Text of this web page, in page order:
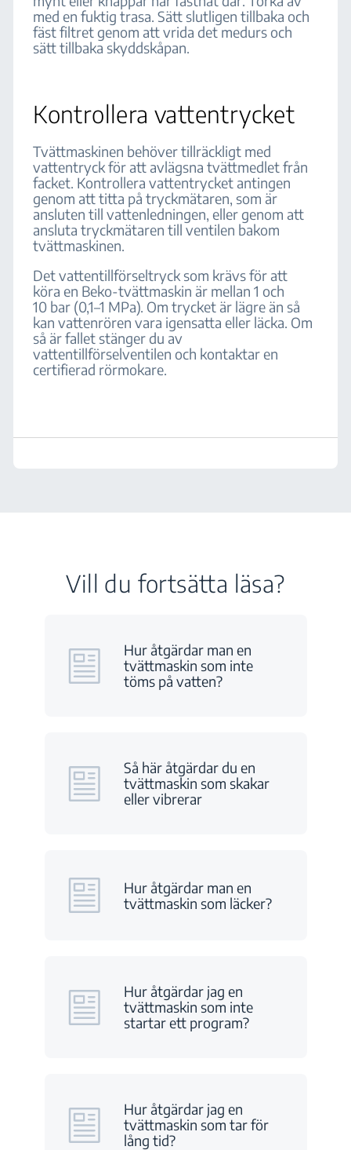
med en fuktig trasa. Sätt slutligen tillbaka och
fäst filtret genom att vrida det medurs och
sätt tillbaka skyddskåpan.
Kontrollera vattentrycket
Tvättmaskinen behöver tillräckligt med
vattentryck för att avlägsna tvättmedlet från
facket. Kontrollera vattentrycket antingen
genom att titta på tryckmätaren, som är
ansluten till vattenledningen, eller genom att
ansluta tryckmätaren till ventilen bakom
tvättmaskinen.
Det vattentillförseltryck som krävs för att
köra en Beko-tvättmaskin är mellan 1 och
10 bar (0,1–1 MPa). Om trycket är lägre än så
kan vattenrören vara igensatta eller läcka. Om
så är fallet stänger du av
vattentillförselventilen och kontaktar en
certifierad rörmokare.
Vill du fortsätta läsa?
Hur åtgärdar man en
tvättmaskin som inte
töms på vatten?
Så här åtgärdar du en
tvättmaskin som skakar
eller vibrerar
Hur åtgärdar man en
tvättmaskin som läcker?
Hur åtgärdar jag en
tvättmaskin som inte
startar ett program?
Hur åtgärdar jag en
tvättmaskin som tar för
lång tid?